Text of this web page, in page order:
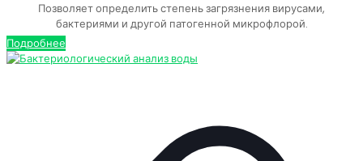
Позволяет определить степень загрязнения вирусами,
бактериями и другой патогенной микрофлорой.
Подробнее